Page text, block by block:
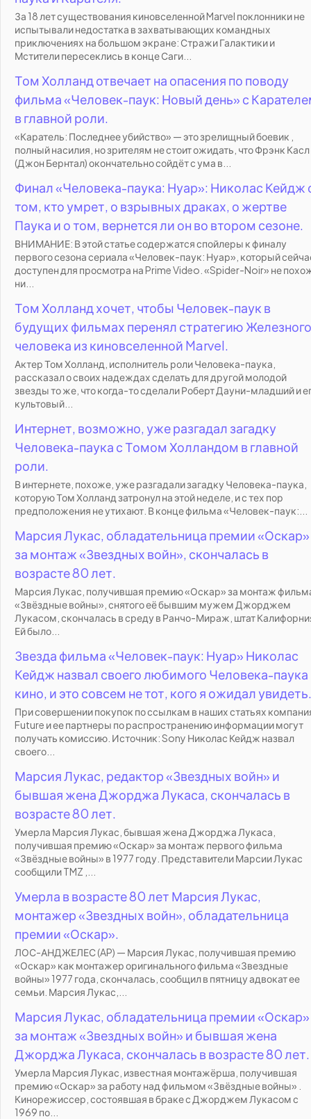
За 18 лет существования киновселенной Marvel поклонники не
испытывали недостатка в захватывающих командных
приключениях на большом экране: Стражи Галактики и
Мстители пересеклись в конце Саги...
Том Холланд отвечает на опасения по поводу
фильма «Человек-паук: Новый день» с
в главной роли.
«Каратель: Последнее убийство» — это зрелищный боевик ,
полный насилия, но зрителям не стоит ожидать, что Фрэнк Касл
(Джон Бернтал) окончательно сойдёт с ума в...
Финал «Человека-паука: Нуар»: Николас Кейдж
том, кто умрет, о взрывных драках, о жертве
Паука и о том, вернется ли он во втором сезоне.
ВНИМАНИЕ: В этой статье содержатся спойлеры к финалу
первого сезона сериала «Человек-паук: Нуар», который
доступен для просмотра на Prime Video. «Spider-Noir» не
ни...
Том Холланд хочет, чтобы Человек-паук в
будущих фильмах перенял стратегию Железного
человека из киновселенной Marvel.
Актер Том Холланд, исполнитель роли Человека-паука,
рассказал о своих надеждах сделать для другой молодой
звезды то же, что когда-то сделали Роберт Дауни-младший и
культовый...
Интернет, возможно, уже разгадал загадку
Человека-паука с Томом Холландом в главной
роли.
В интернете, похоже, уже разгадали загадку Человека-паука,
которую Том Холланд затронул на этой неделе, и с тех пор
предположения не утихают. В конце фильма «Человек-паук:...
Марсия Лукас, обладательница премии «Оскар»
за монтаж «Звездных войн», скончалась в
возрасте 80 лет.
Марсия Лукас, получившая премию «Оскар» за монтаж
«Звёздные войны», снятого её бывшим мужем Джорджем
Лукасом, скончалась в среду в Ранчо-Мираж, штат
Ей было...
Звезда фильма «Человек-паук: Нуар» Николас
Кейдж назвал своего любимого Человека-паука
кино, и это совсем не тот, кого я ожидал увидеть.
При совершении покупок по ссылкам в наших статьях
Future и ее партнеры по распространению информации могут
получать комиссию. Источник: Sony Николас Кейдж назвал
своего...
Марсия Лукас, редактор «Звездных войн» и
бывшая жена Джорджа Лукаса, скончалась в
возрасте 80 лет.
Умерла Марсия Лукас, бывшая жена Джорджа Лукаса,
получившая премию «Оскар» за монтаж первого фильма
«Звёздные войны» в 1977 году. Представители Марсии Лукас
сообщили TMZ ,...
Умерла в возрасте 80 лет Марсия Лукас,
монтажер «Звездных войн», обладательница
премии «Оскар».
ЛОС-АНДЖЕЛЕС (AP) — Марсия Лукас, получившая премию
«Оскар» как монтажер оригинального фильма «Звездные
войны» 1977 года, скончалась, сообщил в пятницу адвокат ее
семьи. Марсия Лукас,...
Марсия Лукас, обладательница премии «Оскар»
за монтаж «Звездных войн» и бывшая жена
Джорджа Лукаса, скончалась в возрасте 80 лет.
Умерла Марсия Лукас, известная монтажёрша, получившая
премию «Оскар» за работу над фильмом «Звёздные войны» .
Кинорежиссер, состоявшая в браке с Джорджем Лукасом с
1969 по...